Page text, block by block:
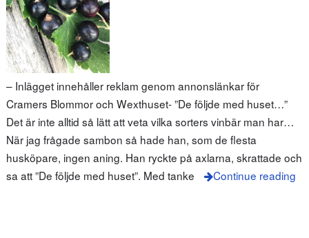
– Inlägget innehåller reklam genom annonslänkar för
Cramers Blommor och Wexthuset- ”De följde med huset…”
Det är inte alltid så lätt att veta vilka sorters vinbär man har…
När jag frågade sambon så hade han, som de flesta
husköpare, ingen aning. Han ryckte på axlarna, skrattade och
sa att ”De följde med huset”. Med tanke
Continue reading